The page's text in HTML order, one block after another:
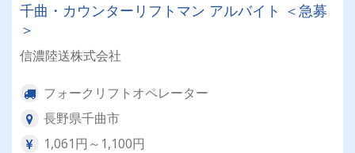
千曲・カウンターリフトマン アルバイト ＜急募
＞
信濃陸送株式会社
フォークリフトオペレーター
長野県千曲市
1,061円～1,100円